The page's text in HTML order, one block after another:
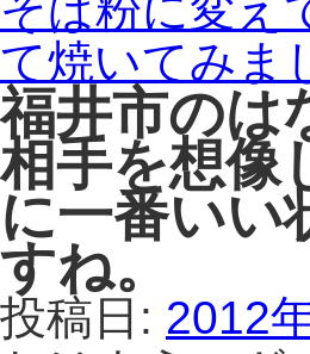
て焼いてみま
福井市のは
相手を想像
に一番いい
すね。
投稿日: 2012